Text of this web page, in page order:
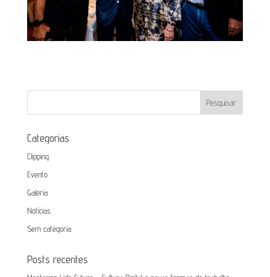
Categorias
Clipping
Evento
Galeria
Notícias
Sem categoria
Posts recentes